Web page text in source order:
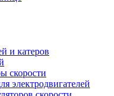
и катеров
скорости
электродвигателей